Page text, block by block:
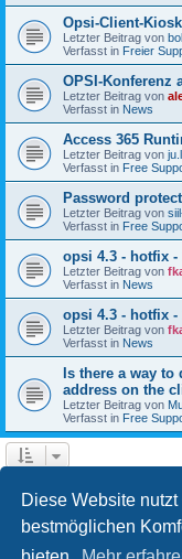
Diese Website
bestmöglichen
Opsi-Client-
Letzter Beitrag von
Verfasst in Freier
OPSI-Konferenz
Letzter Beitrag von
Verfasst in News
Access 365
Letzter Beitrag von
Verfasst in Free
Password
Letzter Beitrag von
Verfasst in Free
opsi 4.3 - hotfix -
Letzter Beitrag von
Verfasst in News
opsi 4.3 - hotfix -
Letzter Beitrag von
Verfasst in News
Is there a way to
address on the
Letzter Beitrag von
Verfasst in Free